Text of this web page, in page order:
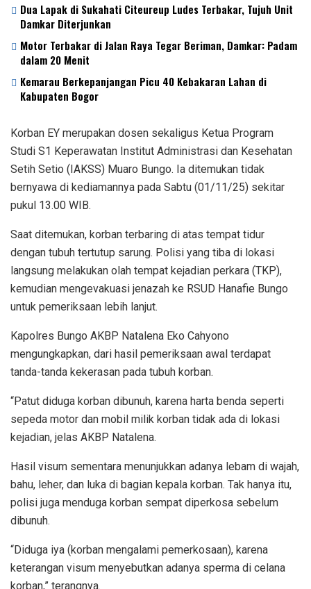
Dua Lapak di Sukahati Citeureup Ludes Terbakar, Tujuh Unit
Damkar Diterjunkan
Motor Terbakar di Jalan Raya Tegar Beriman, Damkar: Padam
dalam 20 Menit
‎Kemarau Berkepanjangan Picu 40 Kebakaran Lahan di
Kabupaten Bogor
Korban EY merupakan dosen sekaligus Ketua Program
Studi S1 Keperawatan Institut Administrasi dan Kesehatan
Setih Setio (IAKSS) Muaro Bungo. Ia ditemukan tidak
bernyawa di kediamannya pada Sabtu (01/11/25) sekitar
pukul 13.00 WIB.
Saat ditemukan, korban terbaring di atas tempat tidur
dengan tubuh tertutup sarung. Polisi yang tiba di lokasi
langsung melakukan olah tempat kejadian perkara (TKP),
kemudian mengevakuasi jenazah ke RSUD Hanafie Bungo
untuk pemeriksaan lebih lanjut.
Kapolres Bungo AKBP Natalena Eko Cahyono
mengungkapkan, dari hasil pemeriksaan awal terdapat
tanda-tanda kekerasan pada tubuh korban.
“Patut diduga korban dibunuh, karena harta benda seperti
sepeda motor dan mobil milik korban tidak ada di lokasi
kejadian, jelas AKBP Natalena.
Hasil visum sementara menunjukkan adanya lebam di wajah,
bahu, leher, dan luka di bagian kepala korban. Tak hanya itu,
polisi juga menduga korban sempat diperkosa sebelum
dibunuh.
“Diduga iya (korban mengalami pemerkosaan), karena
keterangan visum menyebutkan adanya sperma di celana
korban,” terangnya.